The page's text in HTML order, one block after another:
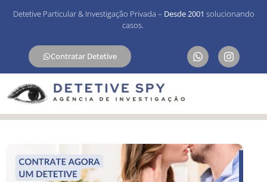
Detetive Particular & Investigação Privada – Desde 2001 solucionando
casos.
Contratar Detetive